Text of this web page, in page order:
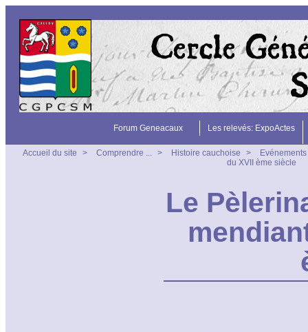
Forum Geneacaux Les relevés: ExpoActes
Accueil du site > Comprendre ... > Histoire cauchoise >
Evénements
du XVII ème siècle
Le